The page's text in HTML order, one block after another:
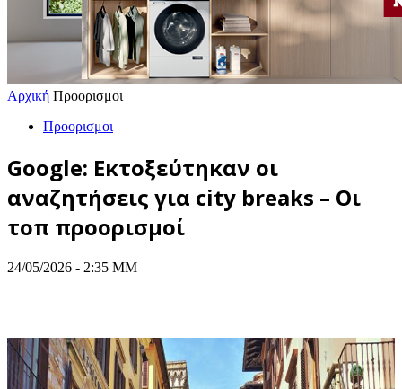
Αρχική Προορισμοι
Προορισμοι
Google: Εκτοξεύτηκαν οι
αναζητήσεις για city breaks – Οι
τοπ προορισμοί
24/05/2026 - 2:35 ΜΜ